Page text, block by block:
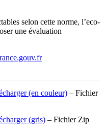
selon cette norme, l’eco-
une évaluation
(en couleur) – Fichier
(gris) – Fichier Zip